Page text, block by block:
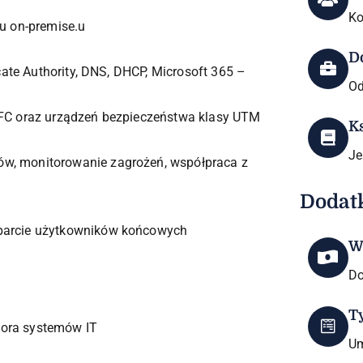
on-premise.u
Authority, DNS, DHCP, Microsoft 365 –
oraz urządzeń bezpieczeństwa klasy UTM
monitorowanie zagrożeń, współpraca z
użytkowników końcowych
systemów IT